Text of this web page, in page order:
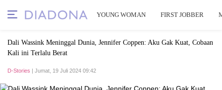
YOUNG WOMAN FIRST JOBBER
Dali Wassink Meninggal Dunia, Jennifer Coppen: Aku Gak Kuat, Cobaan
Kali ini Terlalu Berat
D-Stories | Jumat, 19 Juli 2024 09:42